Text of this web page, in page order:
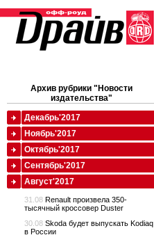
Архив рубрики "Новости
издательства"
Декабрь'2017
Ноябрь'2017
Октябрь'2017
Сентябрь'2017
Август'2017
31.08 Renault произвела 350-
тысячный кроссовер Duster
30.08 Skoda будет выпускать Kodiaq
в России